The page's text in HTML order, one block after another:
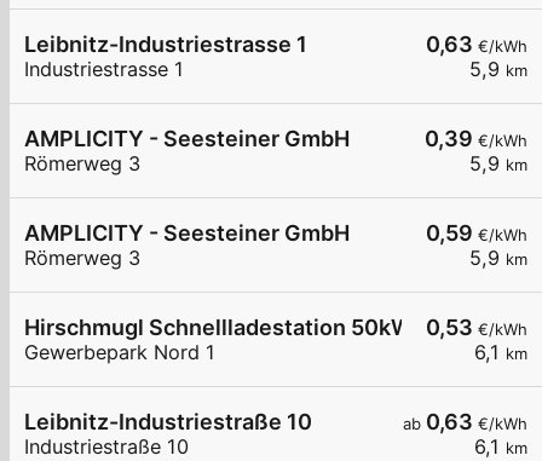
0,63 €/kWh
5,9 km
Leibnitz-Industriestrasse 1
Industriestrasse 1
0,39 €/kWh
5,9 km
AMPLICITY - Seesteiner GmbH
Römerweg 3
0,59 €/kWh
5,9 km
AMPLICITY - Seesteiner GmbH
Römerweg 3
0,53 €/kWh
6,1 km
Hirschmugl Schnellladestation 50kW
Gewerbepark Nord 1
ab 0,63 €/kWh
6,1 km
Leibnitz-Industriestraße 10
Industriestraße 10